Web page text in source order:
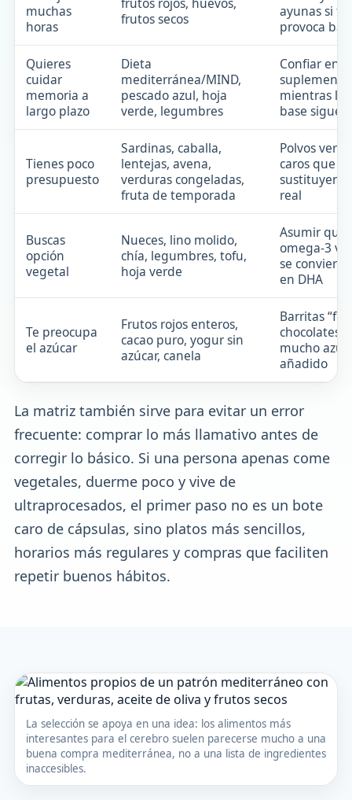
muchas
horas
frutos secos
ayunas si te
provoca
Quieres
cuidar
memoria a
largo plazo
Dieta
mediterránea/MIND,
pescado azul, hoja
verde, legumbres
Confiar en
suplemento
mientras la
base sigue
Tienes poco
presupuesto
Sardinas, caballa,
lentejas, avena,
verduras congeladas,
fruta de temporada
Polvos
caros que
sustituyen
real
Buscas
opción
vegetal
Nueces, lino molido,
chía, legumbres, tofu,
hoja verde
Asumir que
omega-3
se
en DHA
Te preocupa
el azúcar
Frutos rojos enteros,
cacao puro, yogur sin
azúcar, canela
Barritas
chocolates
mucho
añadido
La matriz también sirve para evitar un error
frecuente: comprar lo más llamativo antes de
corregir lo básico. Si una persona apenas come
vegetales, duerme poco y vive de
ultraprocesados, el primer paso no es un bote
caro de cápsulas, sino platos más sencillos,
horarios más regulares y compras que faciliten
repetir buenos hábitos.
La selección se apoya en una idea: los alimentos más
interesantes para el cerebro suelen parecerse mucho a una
buena compra mediterránea, no a una lista de ingredientes
inaccesibles.